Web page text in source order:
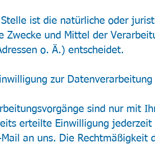
ist die natürliche oder
Zwecke und Mittel der
o. Ä.) entscheidet.
zur Datenverarbeitung
sind nur mit
erteilte Einwilligung
an uns. Die Rechtmäßigkeit